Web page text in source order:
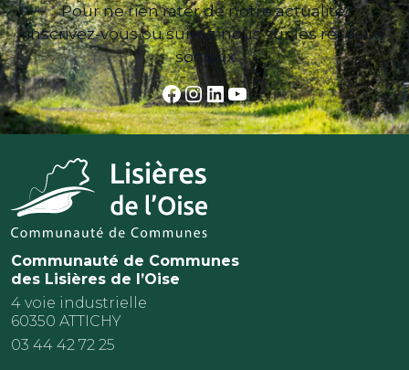
Pour ne rien rater de notre actualité,
inscrivez-vous ou suivez-nous sur les réseaux
sociaux
Facebook
Instagram
LinkedIn
YouTube
Communauté de Communes
des Lisières de l’Oise
4 voie industrielle
60350 ATTICHY
03 44 42 72 25